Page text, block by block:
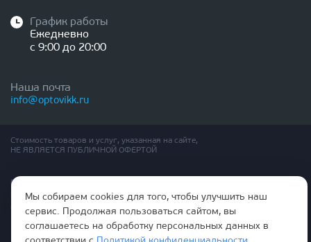
График работы
Ежедневно
с 9:00 до 20:00
Наша почта
info@optovikk.ru
Стоимость товаров и услуг, указанная на сайте,
НЕ ЯВЛЯЕТСЯ ПУБЛИЧНОЙ ОФЕРТОЙ
Правила эксплутации входных и межкомнатных дверей
Политика обработки персональных данных
Согласие на обработку персональных данных
Мы собираем cookies для того, чтобы улучшить наш
сервис. Продолжая пользоваться сайтом, вы
соглашаетесь на обработку персональных данных в